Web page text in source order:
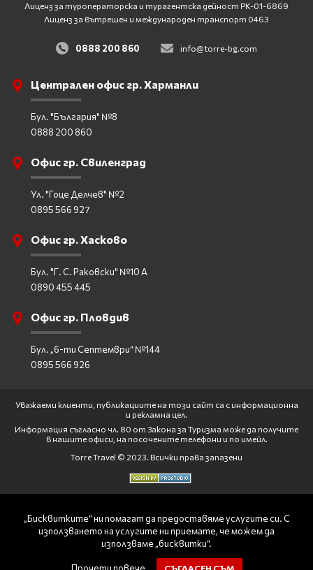
Лиценз за туроператорска и турагентска дейност PK-01-6869
Лиценз за вътрешен и международен транспорт 0463
0888 200 860 info@torre-bg.com
Централен офис гр. Харманли
Бул. "България" №8
0888 200 860
Офис гр. Свиленград
Ул. "Гоце Делчев" №2
0895 566 927
Офис гр. Хасково
Бул. "Г. С. Раковски" №10 А
0890 455 445
Офис гр. Пловдив
Бул. „6-ти Септември“ №144
0895 566 926
Уважаеми клиенти, публикациите на този сайт са с информационна
и рекламна цел.
Информация съгласно чл. 80 от Закона за Туризма може да получите
в нашите офиси, на посочените телефони и по имейл.
Torre Travel © 2023. Всички права запазени
„Бисквитките“ ни помагат да предоставяме услугите си. С
използването на услугите ни приемате, че можем да
използваме „бисквитки“.
СЪГЛАСЕН СЪМ